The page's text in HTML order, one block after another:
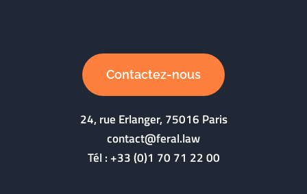
Contactez-nous
24, rue Erlanger, 75016 Paris
contact@feral.law
Tél :+33 (0)1 70 71 22 00